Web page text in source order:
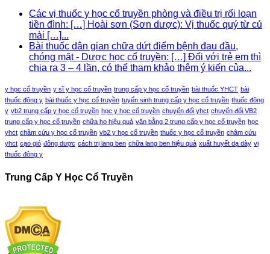
Các vị thuốc y học cổ truyền phòng và điều trị rối loạn
tiền đình: […] Hoài sơn (Sơn dược): Vị thuốc quý từ củ
mài […]...
Bài thuốc dân gian chữa dứt điểm bệnh đau đầu,
chóng mặt - Dược học cổ truyền: […] Đối với trẻ em thì
chia ra 3 – 4 lần, có thể tham khảo thêm ý kiến của...
y học cổ truyền y sĩ y học cổ truyền trung cấp y học cổ truyền bài thuốc YHCT bài
thuốc đông y bài thuốc y học cổ truyền tuyển sinh trung cấp y học cổ truyền thuốc đông
y vb2 trung cấp y học cổ truyền học y học cổ truyền chuyển đổi yhct chuyển đổi VB2
trung cấp y học cổ truyền chữa ho hiệu quả văn bằng 2 trung cấp y học cổ truyền học
yhct châm cứu y học cổ truyền vb2 y học cổ truyền thuốc y học cổ truyền châm cứu
yhct cạo gió đông dược cách trị lang ben chữa lang ben hiệu quả xuất huyết dạ dày vị
thuốc đông y
Trung Cấp Y Học Cổ Truyền